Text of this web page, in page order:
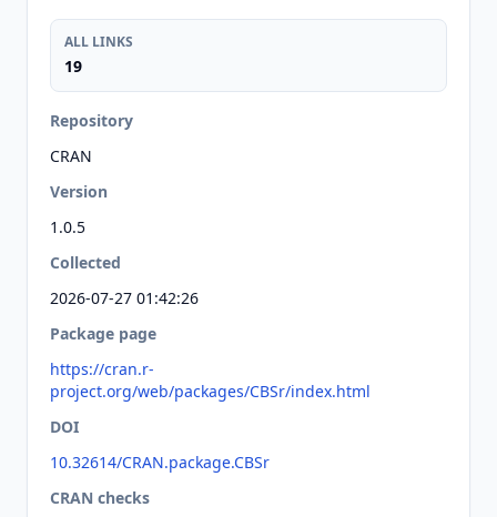
ALL LINKS
19
Repository
CRAN
Version
1.0.5
Collected
2026-07-27 01:42:26
Package page
https://cran.r-
project.org/web/packages/CBSr/index.html
DOI
10.32614/CRAN.package.CBSr
CRAN checks